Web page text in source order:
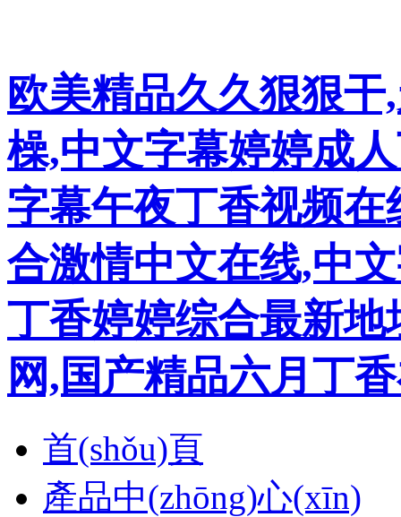
欧美精品久久狠狠
橾,中文字幕婷婷成
字幕午夜丁香视频
合激情中文在线,中
丁香婷婷综合最新
网,国产精品六月丁
首(shǒu)頁
產品中(zhōng)心(xīn)